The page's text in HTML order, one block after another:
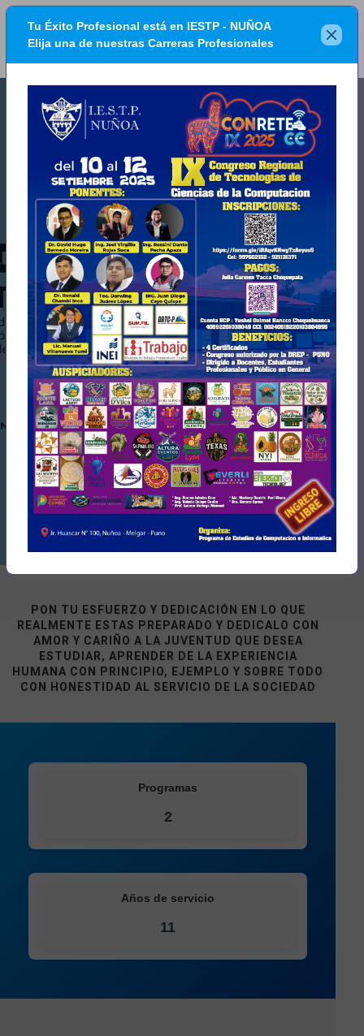
Previous Next
PON TU ESFUERZO Y DEDICACIÓN EN LO QUE
REALMENTE ESTAS PREPARADO Y DEDICALO CON
AMOR Y CARIÑO A LA JUVENTUD QUE DESEA
ESTUDIAR, APRENDER DE LA EXPERIENCIA
HUMANA CON PRINCIPIO, EJEMPLO Y SOBRE TODO
CON HONESTIDAD AL SERVICIO DE LA SOCIEDAD
Programas
2
Años de servicio
12
Tu Éxito Profesional está en IESTP - NUÑOA
Elija una de nuestras Carreras Profesionales